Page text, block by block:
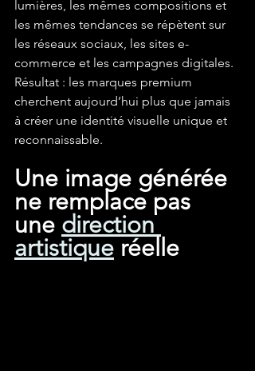
lumières, les mêmes compositions et
les mêmes tendances se répètent sur
les réseaux sociaux, les sites e-
commerce et les campagnes digitales.
Résultat : les marques premium
cherchent aujourd’hui plus que jamais
à créer une identité visuelle unique et
reconnaissable.
Une image générée
ne remplace pas
une direction
artistique réelle